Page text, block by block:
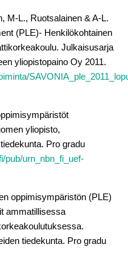
M-L., Ruotsalainen & A-L.
(PLE)- Henkilökohtainen
Julkaisusarja
yliopistopaino Oy 2011.
yliopisto,
Pro gradu
pub/urn_nbn_fi_uef-
oppimisympäristön (PLE)
ammatillisessa
tiedekunta. Pro gradu